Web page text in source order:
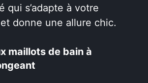
qui s’adapte à votre
donne une allure chic.
maillots de bain à